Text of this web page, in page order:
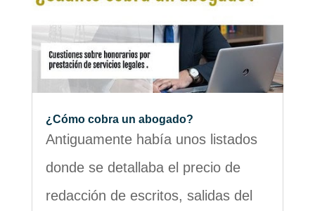
¿Cómo cobra un abogado?
Antiguamente había unos listados
donde se detallaba el precio de
redacción de escritos, salidas del